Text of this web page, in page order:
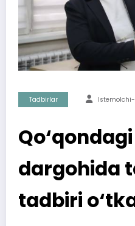
Tadbirlar
dargohida
tadbiri